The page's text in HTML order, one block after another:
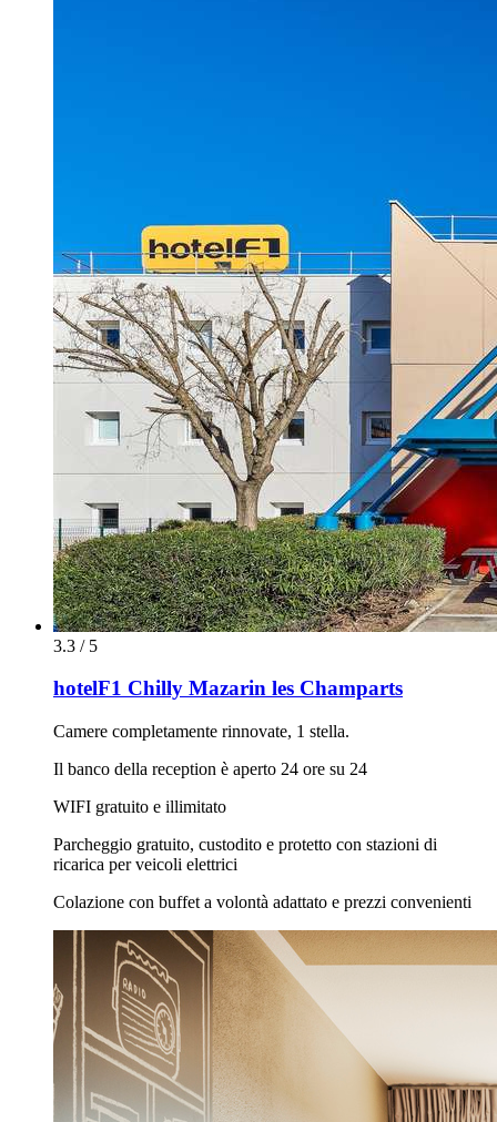
3.3 / 5
hotelF1 Chilly Mazarin les Champarts
Camere completamente rinnovate, 1 stella.
Il banco della reception è aperto 24 ore su 24
WIFI gratuito e illimitato
Parcheggio gratuito, custodito e protetto con stazioni di
ricarica per veicoli elettrici
Colazione con buffet a volontà adattato e prezzi convenienti